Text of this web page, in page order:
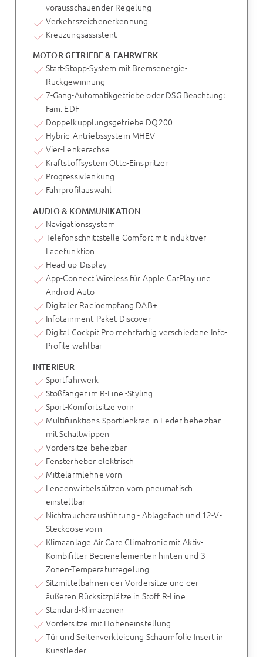
vorausschauender Regelung
Verkehrszeichenerkennung
Kreuzungsassistent
MOTOR GETRIEBE & FAHRWERK
Start-Stopp-System mit Bremsenergie-
Rückgewinnung
7-Gang-Automatikgetriebe oder DSG Beachtung:
Fam. EDF
Doppelkupplungsgetriebe DQ200
Hybrid-Antriebssystem MHEV
Vier-Lenkerachse
Kraftstoffsystem Otto-Einspritzer
Progressivlenkung
Fahrprofilauswahl
AUDIO & KOMMUNIKATION
Navigationssystem
Telefonschnittstelle Comfort mit induktiver
Ladefunktion
Head-up-Display
App-Connect Wireless für Apple CarPlay und
Android Auto
Digitaler Radioempfang DAB+
Infotainment-Paket Discover
Digital Cockpit Pro mehrfarbig verschiedene Info-
Profile wählbar
INTERIEUR
Sportfahrwerk
Stoßfänger im R-Line -Styling
Sport-Komfortsitze vorn
Multifunktions-Sportlenkrad in Leder beheizbar
mit Schaltwippen
Vordersitze beheizbar
Fensterheber elektrisch
Mittelarmlehne vorn
Lendenwirbelstützen vorn pneumatisch
einstellbar
Nichtraucherausführung - Ablagefach und 12-V-
Steckdose vorn
Klimaanlage Air Care Climatronic mit Aktiv-
Kombifilter Bedienelementen hinten und 3-
Zonen-Temperaturregelung
Sitzmittelbahnen der Vordersitze und der
äußeren Rücksitzplätze in Stoff R-Line
Standard-Klimazonen
Vordersitze mit Höheneinstellung
Tür und Seitenverkleidung Schaumfolie Insert in
Kunstleder